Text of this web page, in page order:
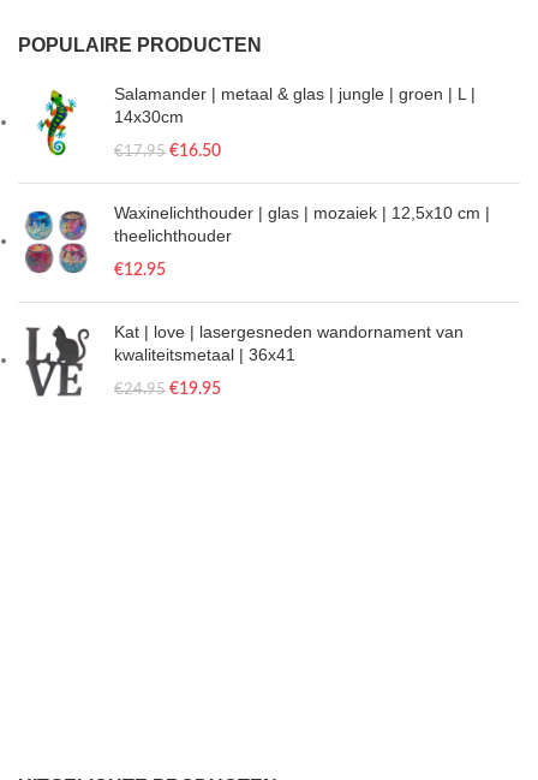
POPULAIRE PRODUCTEN
Salamander | metaal & glas | jungle | groen | L |
14x30cm
€17.95 €16.50
Waxinelichthouder | glas | mozaiek | 12,5x10 cm |
theelichthouder
€12.95
Kat | love | lasergesneden wandornament van
kwaliteitsmetaal | 36x41
€24.95 €19.95